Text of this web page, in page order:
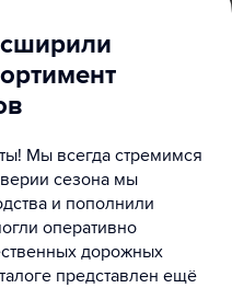
Мы всегда стремимся
сезона мы
и пополнили
оперативно
дорожных
представлен ещё